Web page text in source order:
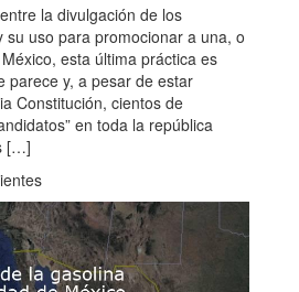
la divulgación de los
su uso para promocionar a una, o
esta última práctica es
parece y, a pesar de estar
Constitución, cientos de
en toda la república
[…]